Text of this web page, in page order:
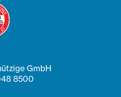
GmbH
8500